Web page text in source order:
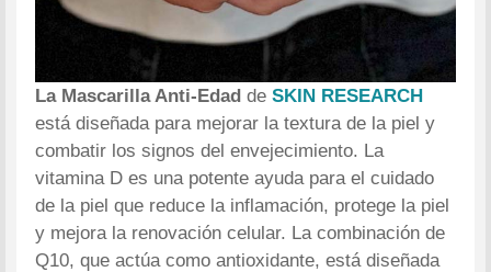
La Mascarilla Anti-Edad de SKIN RESEARCH
está diseñada para mejorar la textura de la piel y
combatir los signos del envejecimiento. La
vitamina D es una potente ayuda para el cuidado
de la piel que reduce la inflamación, protege la piel
y mejora la renovación celular. La combinación de
Q10, que actúa como antioxidante, está diseñada